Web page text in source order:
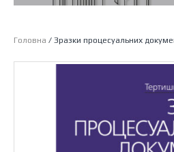
Головна / Зразки процесуальних